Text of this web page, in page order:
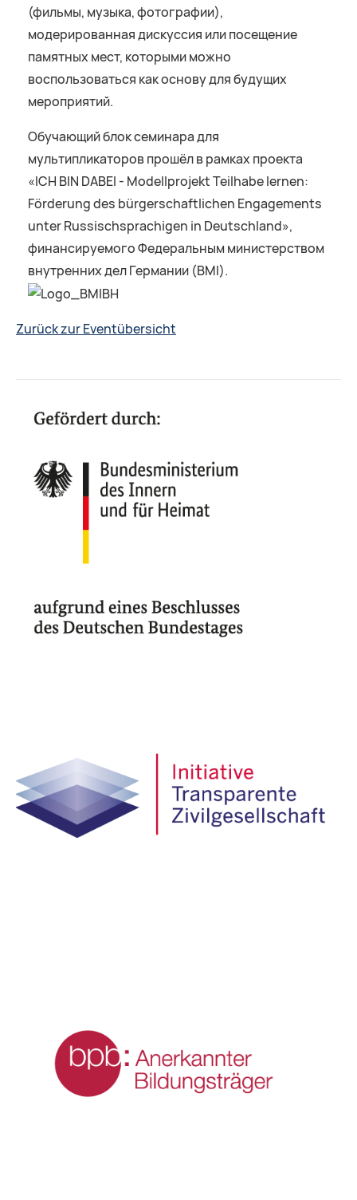
(фильмы, музыка, фотографии),
модерированная дискуссия или посещение
памятных мест, которыми можно
воспользоваться как основу для будущих
мероприятий.
Обучающий блок семинара для
мультипликаторов прошёл в рамках проекта
«ICH BIN DABEI - Modellprojekt Teilhabe lernen:
Förderung des bürgerschaftlichen Engagements
unter Russischsprachigen in Deutschland»,
финансируемого Федеральным министерством
внутренних дел Германии (BMI).
Zurück zur Eventübersicht